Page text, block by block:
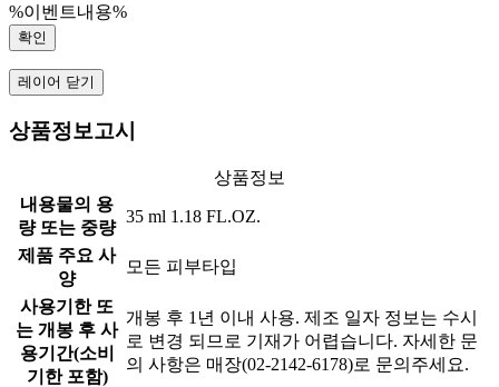
%이벤트내용%
확인
레이어 닫기
상품정보고시
상품정보
내용물의 용
량 또는 중량
35 ml 1.18 FL.OZ.
제품 주요 사
양
모든 피부타입
사용기한 또
는 개봉 후 사
용기간(소비
기한 포함)
개봉 후 1년 이내 사용. 제조 일자 정보는 수시
로 변경 되므로 기재가 어렵습니다. 자세한 문
의 사항은 매장(02-2142-6178)로 문의주세요.